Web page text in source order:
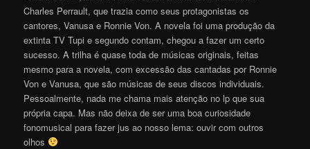
Charles Perrault, que trazia como seus protagonistas os
cantores, Vanusa e Ronnie Von. A novela foi uma produção da
extinta TV Tupi e segundo contam, chegou a fazer um certo
sucesso. A trilha é quase toda de músicas originais, feitas
mesmo para a novela, com excessão das cantadas por Ronnie
Von e Vanusa, que são músicas de seus discos individuais.
Pessoalmente, nada me chama mais atenção no lp que sua
própria capa. Mas não deixa de ser uma boa curiosidade
fonomusical para fazer jus ao nosso lema: ouvir com outros
olhos